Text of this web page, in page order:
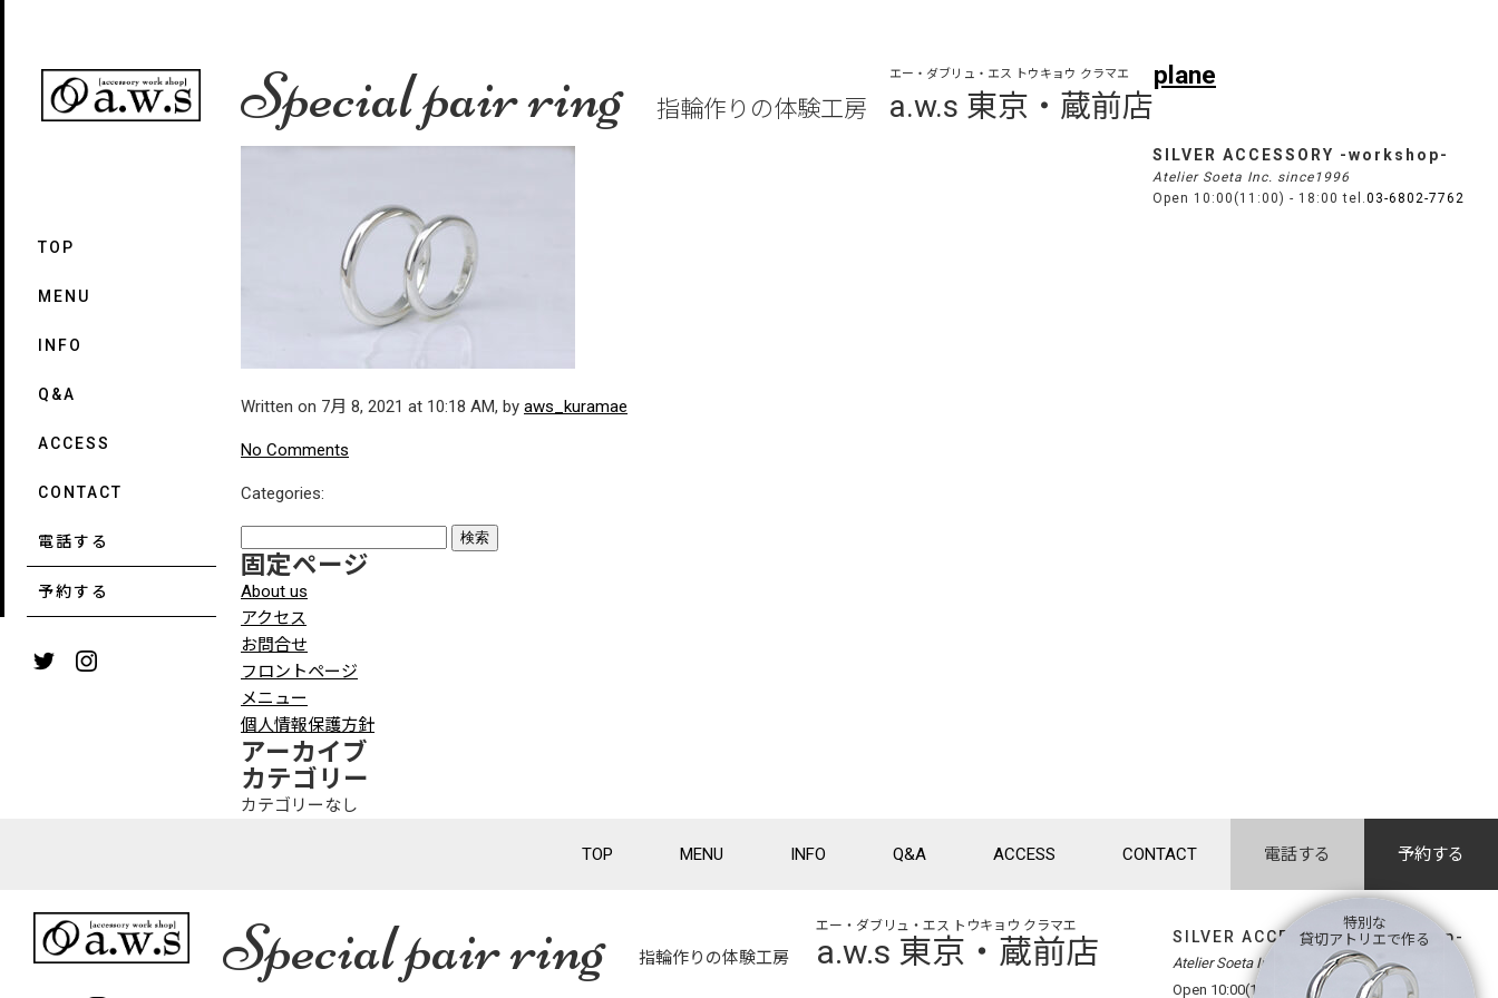
TOP
MENU
INFO
Q&A
ACCESS
CONTACT
電話する
予約する
Special pair ring 指輪作りの体験工房
エー・ダブリュ・エス トウキョウ クラマエ
a.w.s 東京・蔵前店
SILVER ACCESSORY -workshop-
Atelier Soeta Inc. since1996
Open 10:00(11:00) - 18:00 tel.03-6802-7762
plane
Written on 7月 8, 2021 at 10:18 AM, by aws_kuramae
No Comments
Categories:
索:
固定ページ
About us
アクセス
お問合せ
フロントページ
メニュー
個人情報保護方針
アーカイブ
カテゴリー
カテゴリーなし
TOP MENU INFO Q&A ACCESS CONTACT 電話する 予約する
Special pair ring 指輪作りの体験工房
エー・ダブリュ・エス トウキョウ クラマエ
a.w.s 東京・蔵前店 SILVER ACCESSORY -workshop-
Atelier Soeta Inc. sice1996
Open 10:00(11:00) - 18:00 tel.03-6802-7762
特別な
貸切アトリエで作る